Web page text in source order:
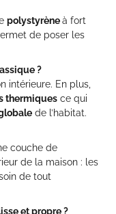
polystyrèneà fort
de poser les
?
intérieure. En plus,
thermiques ce qui
de l’habitat.
couche de
de la maison : les
de tout
et propre ?